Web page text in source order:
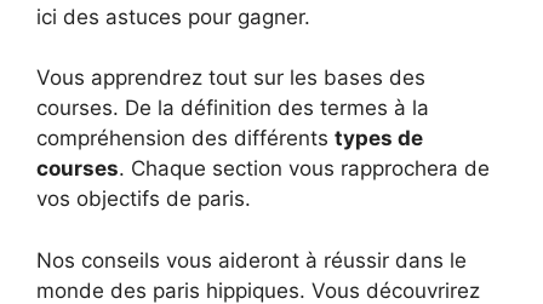
ici des astuces pour gagner.
Vous apprendrez tout sur les bases des
courses. De la définition des termes à la
compréhension des différents types de
courses. Chaque section vous rapprochera de
vos objectifs de paris.
Nos conseils vous aideront à réussir dans le
monde des paris hippiques. Vous découvrirez